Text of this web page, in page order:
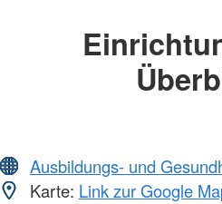
Ausbildungs- und
Karte: Link zur Google